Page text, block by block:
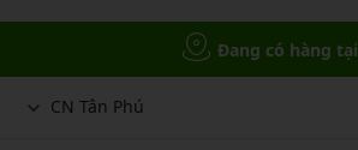
Đang có hàng tại
CN Tân Phú